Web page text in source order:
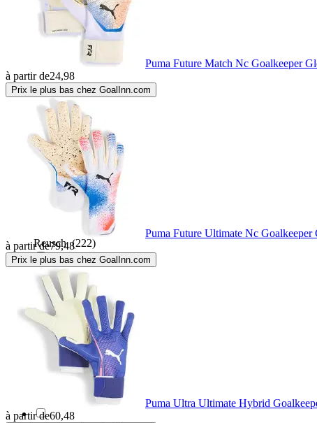
My Hood(2)
Normani(1)
Precision(73)
Puma(155)
RDX Sports(2)
Reusch(222)
Rinat (233)
ROX
(4)
Puma Future Match Nc Goalkeeper
à partir de24,98
Prix le plus bas chez GoalInn.com
Puma Future Ultimate Nc Goalkeeper
à partir de79,48
Prix le plus bas chez GoalInn.com
Puma Ultra Ultimate Hybrid
à partir de60,48